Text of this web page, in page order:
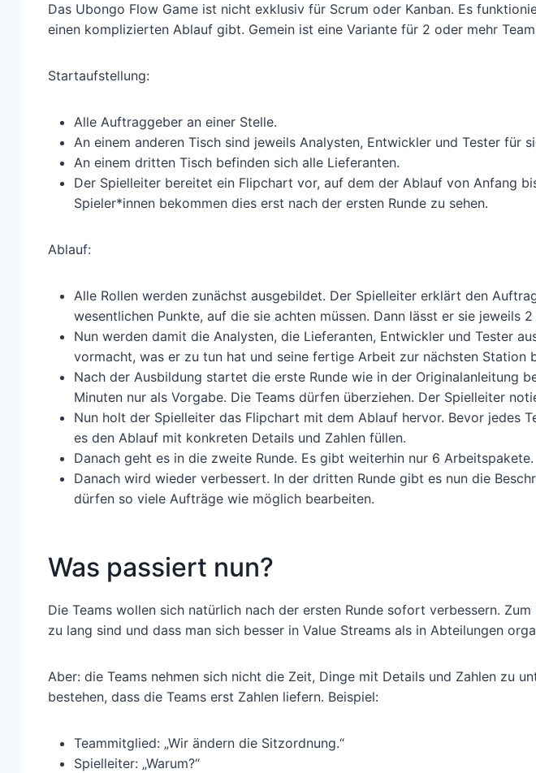
Das Ubongo Flow Game ist nicht exklusiv für Scrum oder Kanban. Es
einen komplizierten Ablauf gibt. Gemein ist eine Variante für 2 oder mehr
Startaufstellung:
Alle Auftraggeber an einer Stelle.
An einem anderen Tisch sind jeweils Analysten, Entwickler und Tester für
An einem dritten Tisch befinden sich alle Lieferanten.
Der Spielleiter bereitet ein Flipchart vor, auf dem der Ablauf von Anfang
Spieler*innen bekommen dies erst nach der ersten Runde zu sehen.
Ablauf:
Alle Rollen werden zunächst ausgebildet. Der Spielleiter erklärt den
wesentlichen Punkte, auf die sie achten müssen. Dann lässt er sie jeweils
Nun werden damit die Analysten, die Lieferanten, Entwickler und Tester
vormacht, was er zu tun hat und seine fertige Arbeit zur nächsten Station
Nach der Ausbildung startet die erste Runde wie in der Originalanleitung
Minuten nur als Vorgabe. Die Teams dürfen überziehen. Der Spielleiter
Nun holt der Spielleiter das Flipchart mit dem Ablauf hervor. Bevor jedes
es den Ablauf mit konkreten Details und Zahlen füllen.
Danach geht es in die zweite Runde. Es gibt weiterhin nur 6 Arbeitspakete.
Danach wird wieder verbessert. In der dritten Runde gibt es nun die
dürfen so viele Aufträge wie möglich bearbeiten.
Was passiert nun?
Die Teams wollen sich natürlich nach der ersten Runde sofort verbessern.
zu lang sind und dass man sich besser in Value Streams als in Abteilungen
Aber: die Teams nehmen sich nicht die Zeit, Dinge mit Details und Zahlen zu
bestehen, dass die Teams erst Zahlen liefern. Beispiel:
Teammitglied: „Wir ändern die Sitzordnung.“
Spielleiter: „Warum?“